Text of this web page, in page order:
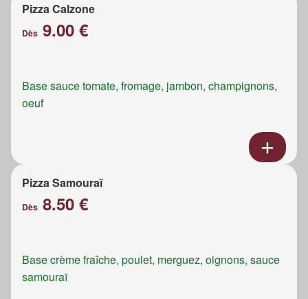
Pizza Calzone
Dès 9.00 €
Base sauce tomate, fromage, jambon, champignons,
oeuf
Pizza Samouraï
Dès 8.50 €
Base crème fraîche, poulet, merguez, oignons, sauce
samouraï